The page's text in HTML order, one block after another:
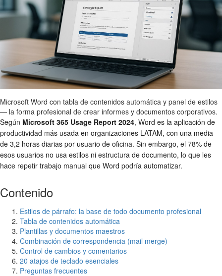
Microsoft Word con tabla de contenidos automática y panel de estilos
— la forma profesional de crear informes y documentos corporativos.
Según Microsoft 365 Usage Report 2024, Word es la aplicación de
productividad más usada en organizaciones LATAM, con una media
de 3,2 horas diarias por usuario de oficina. Sin embargo, el 78% de
esos usuarios no usa estilos ni estructura de documento, lo que les
hace repetir trabajo manual que Word podría automatizar.
Contenido
Estilos de párrafo: la base de todo documento profesional
Tabla de contenidos automática
Plantillas y documentos maestros
Combinación de correspondencia (mail merge)
Control de cambios y comentarios
20 atajos de teclado esenciales
Preguntas frecuentes